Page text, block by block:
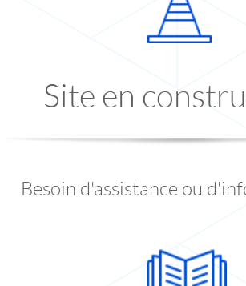
Site en
Besoin d'assistance ou